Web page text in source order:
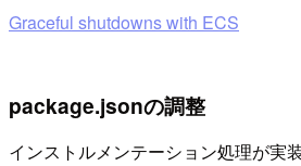
Graceful shutdowns with ECS
package.jsonの調整
インストルメンテーション処理が実